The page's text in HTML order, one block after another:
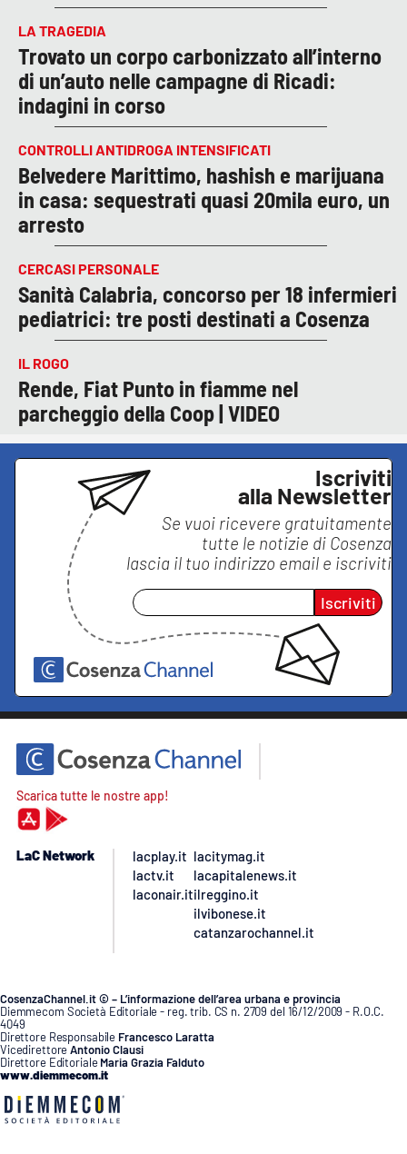
LA TRAGEDIA
Trovato un corpo carbonizzato all’interno
di un’auto nelle campagne di Ricadi:
indagini in corso
CONTROLLI ANTIDROGA INTENSIFICATI
Belvedere Marittimo, hashish e marijuana
in casa: sequestrati quasi 20mila euro, un
arresto
CERCASI PERSONALE
Sanità Calabria, concorso per 18 infermieri
pediatrici: tre posti destinati a Cosenza
IL ROGO
Rende, Fiat Punto in fiamme nel
parcheggio della Coop | VIDEO
Iscriviti
alla Newsletter
Se vuoi ricevere gratuitamente
tutte le notizie di Cosenza
lascia il tuo indirizzo email e iscriviti
Iscriviti
Scarica tutte le nostre app!
LaC Network
lacplay.it
lactv.it
laconair.it
lacitymag.it
lacapitalenews.it
ilreggino.it
ilvibonese.it
catanzarochannel.it
CosenzaChannel.it © – L’informazione dell’area urbana e provincia
Diemmecom Società Editoriale - reg. trib. CS n. 2709 del 16/12/2009 - R.O.C.
4049
Direttore Responsabile Francesco Laratta
VicedirettoreAntonio Clausi
Direttore Editoriale Maria Grazia Falduto
www.diemmecom.it